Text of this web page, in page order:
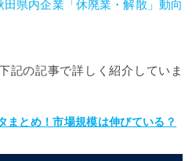
県内企業「休廃業・解散」動向
記の記事で詳しく紹介していま
まとめ！市場規模は伸びている？